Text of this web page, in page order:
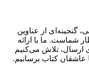
گنجینه‌ای از عناوین
شماست. ما با ارائه
ارسال، تلاش می‌کنیم
کتاب برسانیم.